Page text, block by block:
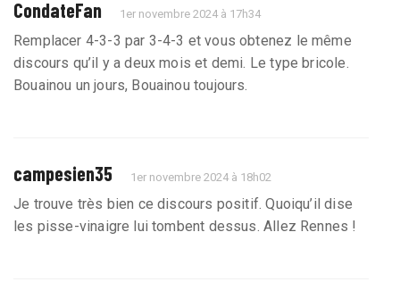
CondateFan 1er novembre 2024 à 17h34
Remplacer 4-3-3 par 3-4-3 et vous obtenez le même
discours qu’il y a deux mois et demi. Le type bricole.
Bouainou un jours, Bouainou toujours.
campesien35 1er novembre 2024 à 18h02
Je trouve très bien ce discours positif. Quoiqu’il dise
les pisse-vinaigre lui tombent dessus. Allez Rennes !